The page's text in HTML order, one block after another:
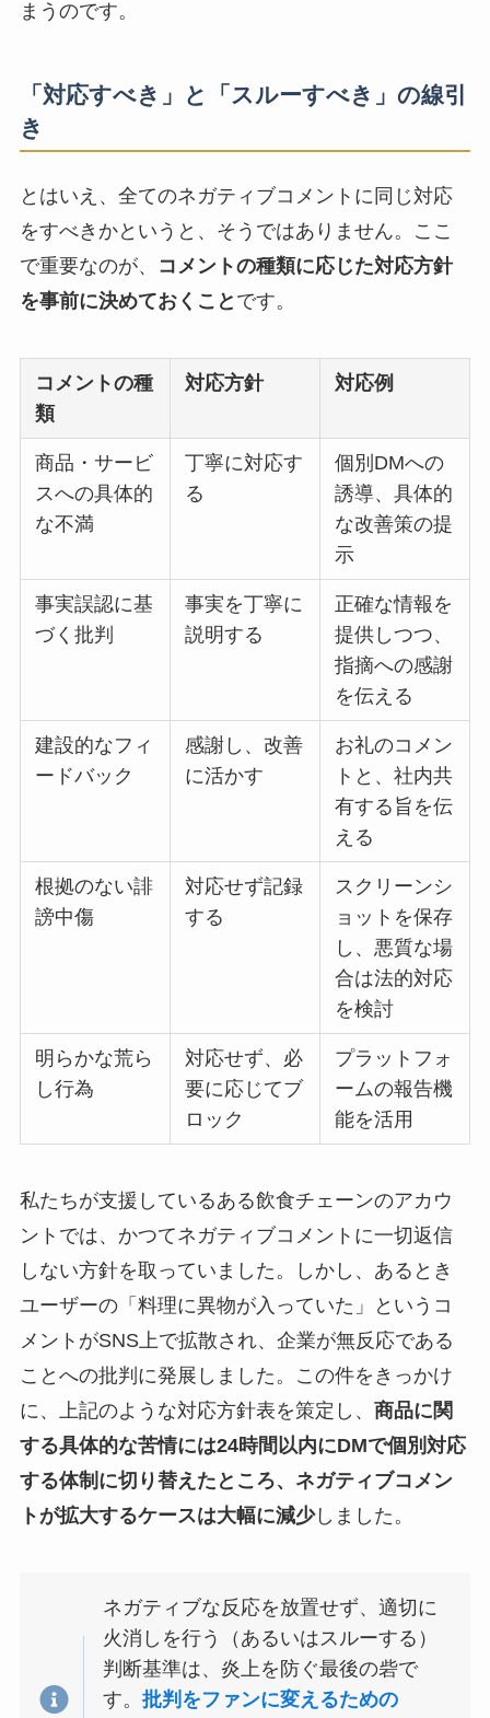
まうのです。
「対応すべき」と「スルーすべき」の線引
き
とはいえ、全てのネガティブコメントに同じ対応
をすべきかというと、そうではありません。ここ
で重要なのが、
コメントの種類に応じた対応方針
を事前に決めておくこと です。
コメントの種
類
対応方針 対応例
商品・サービ
スへの具体的
な不満
丁寧に対応す
る
個別DMへの
誘導、具体的
な改善策の提
示
事実誤認に基
づく批判
事実を丁寧に
説明する
正確な情報を
提供しつつ、
指摘への感謝
を伝える
建設的なフィ
ードバック
感謝し、改善
に活かす
お礼のコメン
トと、社内共
有する旨を伝
える
根拠のない誹
謗中傷
対応せず記録
する
スクリーンシ
ョットを保存
し、悪質な場
合は法的対応
を検討
明らかな荒ら
し行為
対応せず、必
要に応じてブ
ロック
プラットフォ
ームの報告機
能を活用
私たちが支援しているある飲食チェーンのアカウ
ントでは、かつてネガティブコメントに一切返信
しない方針を取っていました。しかし、あるとき
ユーザーの「料理に異物が入っていた」というコ
メントがSNS上で拡散され、企業が無反応である
ことへの批判に発展しました。この件をきっかけ
に、上記のような対応方針表を策定し、 商品に関
する具体的な苦情には24時間以内にDMで個別対応
する体制に切り替えたところ、ネガティブコメン
トが拡大するケースは大幅に減少しました。
ネガティブな反応を放置せず、適切に
火消しを行う（あるいはスルーする）
判断基準は、炎上を防ぐ最後の砦で
す。批判をファンに変えるための